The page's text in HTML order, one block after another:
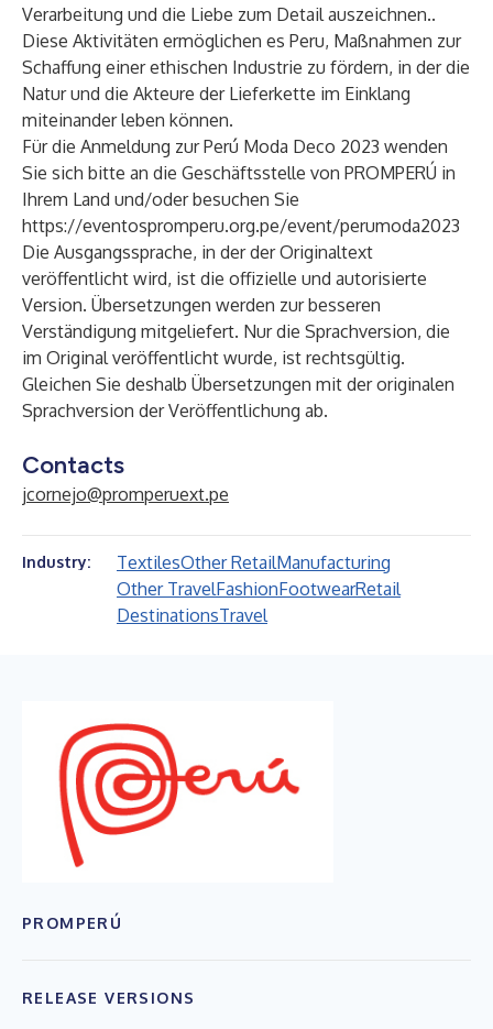
Verarbeitung und die Liebe zum Detail auszeichnen..
Diese Aktivitäten ermöglichen es Peru, Maßnahmen zur
Schaffung einer ethischen Industrie zu fördern, in der die
Natur und die Akteure der Lieferkette im Einklang
miteinander leben können.
Für die Anmeldung zur Perú Moda Deco 2023 wenden
Sie sich bitte an die Geschäftsstelle von PROMPERÚ in
Ihrem Land und/oder besuchen Sie
https://eventospromperu.org.pe/event/perumoda2023
Die Ausgangssprache, in der der Originaltext
veröffentlicht wird, ist die offizielle und autorisierte
Version. Übersetzungen werden zur besseren
Verständigung mitgeliefert. Nur die Sprachversion, die
im Original veröffentlicht wurde, ist rechtsgültig.
Gleichen Sie deshalb Übersetzungen mit der originalen
Sprachversion der Veröffentlichung ab.
Contacts
jcornejo@promperuext.pe
Industry: TextilesOther RetailManufacturing
Other TravelFashionFootwearRetail
DestinationsTravel
PROMPERÚ
RELEASE VERSIONS